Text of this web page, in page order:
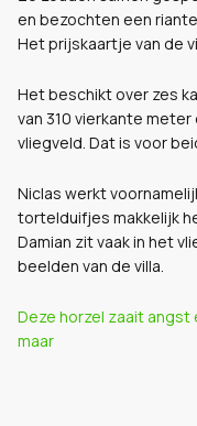
en bezochten een
Het prijskaartje van de
Het beschikt over zes
van 310 vierkante
vliegveld. Dat is voor
Niclas werkt
tortelduifjes makkelijk
Damian zit vaak in het
beelden van de villa.
Deze horzel zaait
maar